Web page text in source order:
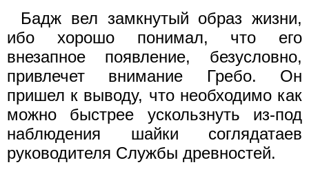
Бадж вел замкнутый образ жизни,
ибо хорошо понимал, что его
внезапное появление, безусловно,
привлечет внимание Гребо. Он
пришел к выводу, что необходимо как
можно быстрее ускользнуть из-под
наблюдения шайки соглядатаев
руководителя Службы древностей.